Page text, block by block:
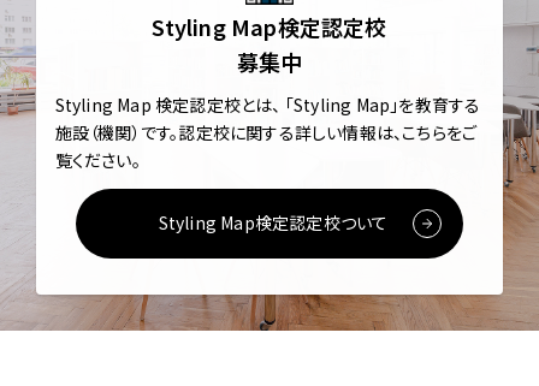
Styling Map検定認定校
募集中
Styling Map 検定認定校とは、 「Styling Map」を教育する
施設（機関）です。認定校に関する詳しい情報は、こちらをご
覧ください。
Styling Map検定認定校ついて